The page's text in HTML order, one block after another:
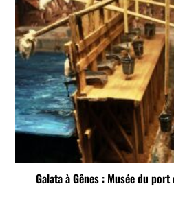
Galata à Gênes : Musée du